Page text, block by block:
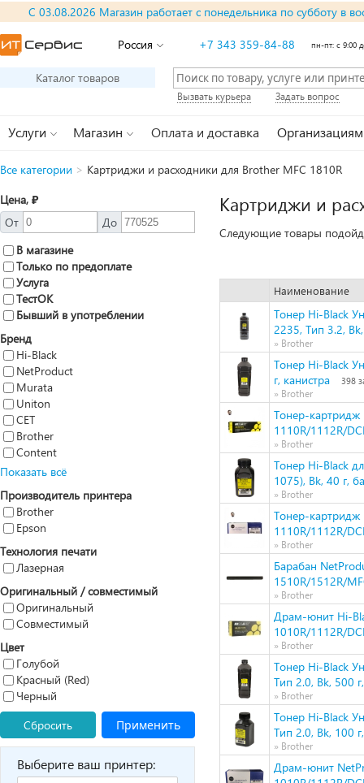
С 03.08.2026 Магазин работает с понедельника по субботу в
Россия +7 343 359-84-88 пн-пт: с 9:00
Каталог товаров
Вызвать курьера Задать вопрос
Услуги Магазин Оплата и доставка Организациям
Все категории > Картриджи и расходники для Brother MFC 1810R
Цена, ₽
От
До
В магазине
Только по предоплате
Услуга
ТестОК
Бывший в употреблении
Бренд
Hi-Black
NetProduct
Murata
Uniton
CET
Brother
Content
Показать всё
Производитель принтера
Brother
Epson
Технология печати
Лазерная
Оригинальный / совместимый
Оригинальный
Совместимый
Цвет
Голубой
Красный (Red)
Черный
Сбросить
Применить
Выберите ваш принтер:
Картриджи и
Следующие товары
Наименование
Тонер Hi-Black
2235, Тип 3.2,
» Brother
Тонер Hi-Black
г, канистра
398
» Brother
Тонер-картридж
1110R/1112R/
» Brother
Тонер Hi-Black
1075), Bk, 40 г,
» Brother
Тонер-
1110R/1112R/
» Brother
Барабан
1510R/1512R/
» Brother
Драм-юнит Hi-
1010R/1112R/
» Brother
Тонер Hi-Black
Тип 2.0, Bk, 500
» Brother
Тонер Hi-Black
Тип 2.0, Bk, 100
» Brother
Драм-юнит